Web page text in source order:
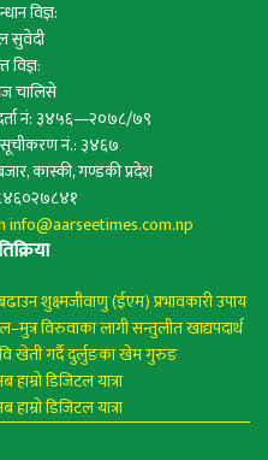
विज्ञ:
सुवेदी
विज्ञ:
चालिसे
नं: ३४५६—२०७८/७९
सूचीकरण नं.: ३४६७
कास्की, गण्डकी प्रदेश
info@aarseetimes.com.np
शुक्ष्मजीवाणु (ईएम) प्रभावकारी उपाय
विरुवाका लागी सन्तुलीत खाद्यपदार्थ
खेती गर्दै दुर्लुङका खेम गुरुङ
हाम्रो डिजिटल यात्रा
हाम्रो डिजिटल यात्रा